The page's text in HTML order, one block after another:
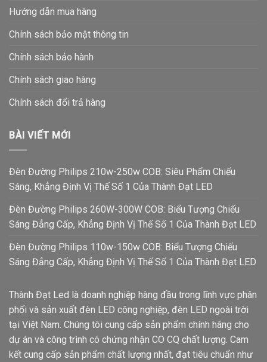
Hướng dẫn mua hàng
Chính sách bảo mật thông tin
Chính sách bảo hành
Chính sách giao hàng
Chính sách đổi trả hàng
BÀI VIẾT MỚI
Đèn Đường Philips 210w-250w COB: Siêu Phẩm Chiếu
Sáng, Khẳng Định Vị Thế Số 1 Của Thành Đạt LED
Đèn Đường Philips 260W-300W COB: Biểu Tượng Chiếu
Sáng Đẳng Cấp, Khẳng Định Vị Thế Số 1 Của Thành Đạt LED
Đèn Đường Philips 110w-150w COB: Biểu Tượng Chiếu
Sáng Đẳng Cấp, Khẳng Định Vị Thế Số 1 Của Thành Đạt LED
Thành Đạt Led là doanh nghiệp hàng đầu trong lĩnh vực phân
phối và sản xuất đèn LED công nghiệp, đèn LED ngoài trời
tại Việt Nam. Chúng tôi cung cấp sản phẩm chính hãng cho
dự án và công trình có chứng nhận CO CQ chất lượng. Cam
kết cung cấp sản phẩm chất lượng nhất, đạt tiêu chuẩn như